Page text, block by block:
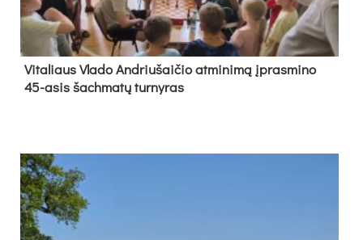
Vi­ta­liaus Vla­do And­riu­šai­čio at­mi­ni­mą įpras­mi­no
45-asis šach­ma­tų tur­ny­ras